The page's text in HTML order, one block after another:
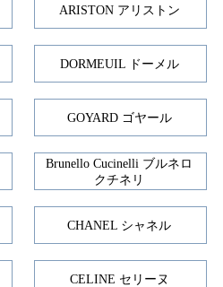
ARISTON アリストン
DORMEUIL ドーメル
GOYARD ゴヤール
Brunello Cucinelli ブルネロ
クチネリ
CHANEL シャネル
CELINE セリーヌ